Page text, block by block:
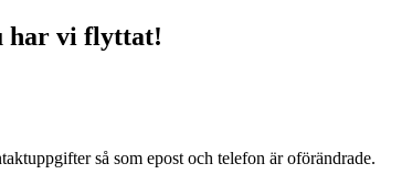
har vi flyttat!
så som epost och telefon är oförändrade.